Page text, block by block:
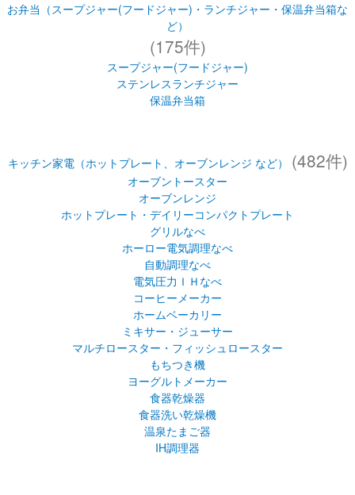
お弁当（スープジャー(フードジャー)・ランチジャー・保温弁当箱な
ど）
(175件)
スープジャー(フードジャー)
ステンレスランチジャー
保温弁当箱
キッチン家電（ホットプレート、オーブンレンジ など） (482件)
オーブントースター
オーブンレンジ
ホットプレート・デイリーコンパクトプレート
グリルなべ
ホーロー電気調理なべ
自動調理なべ
電気圧力ＩＨなべ
コーヒーメーカー
ホームベーカリー
ミキサー・ジューサー
マルチロースター・フィッシュロースター
もちつき機
ヨーグルトメーカー
食器乾燥器
食器洗い乾燥機
温泉たまご器
IH調理器